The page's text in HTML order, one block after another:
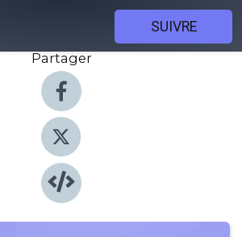
SUIVRE
Partager